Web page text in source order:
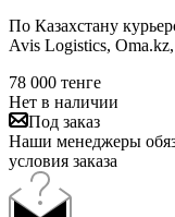
По Казахстану
Avis Logistics,
78 000 тенге
Нет в наличии
Под заказ
Наши менеджеры
условия заказа